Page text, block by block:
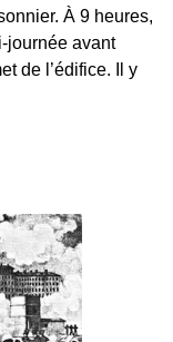
À 9 heures,
journée avant
de l’édifice. Il y